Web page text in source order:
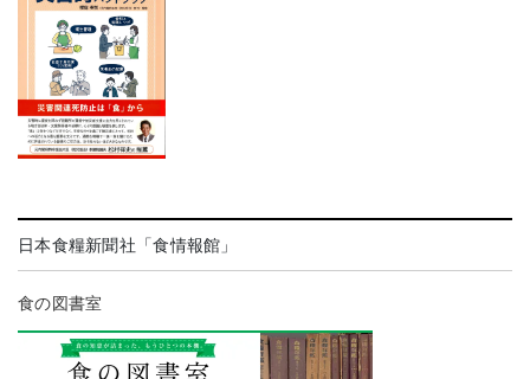
日本食糧新聞社「食情報館」
食の図書室